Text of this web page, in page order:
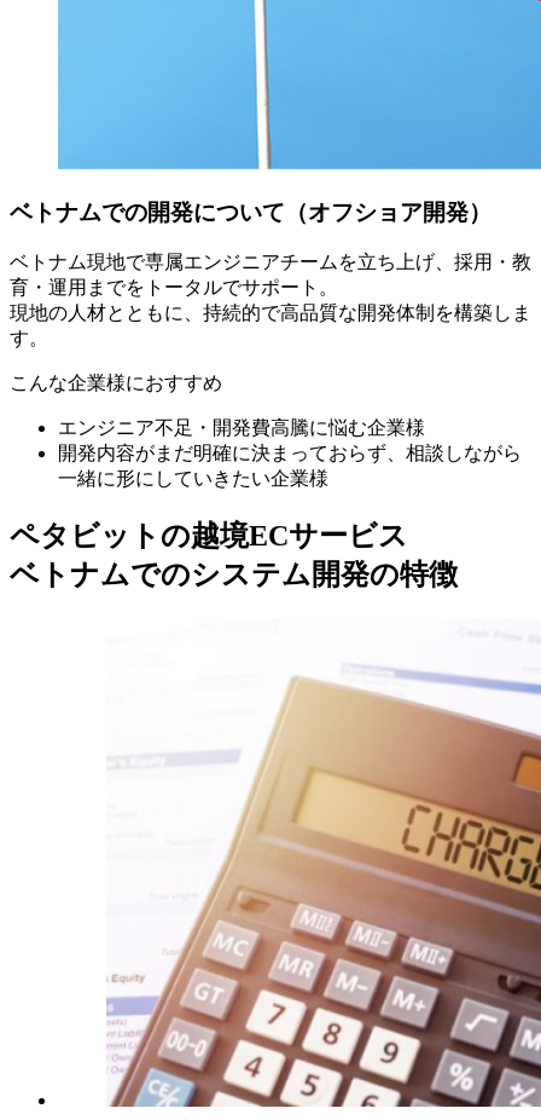
ベトナムでの開発について（オフショア開発）
ベトナム現地で専属エンジニアチームを立ち上げ、採用・教
育・運用までをトータルでサポート。
現地の人材とともに、持続的で高品質な開発体制を構築しま
す。
こんな企業様におすすめ
エンジニア不足・開発費高騰に悩む企業様
開発内容がまだ明確に決まっておらず、相談しながら
一緒に形にしていきたい企業様
ペタビットの越境ECサービス
ベトナムでのシステム開発の特徴